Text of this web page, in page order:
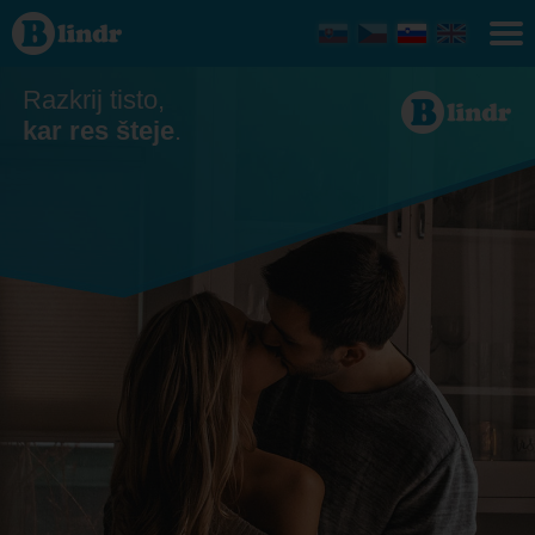
Zmenkovati
- On išče
njo
Razkrij tisto,
kar res šteje.